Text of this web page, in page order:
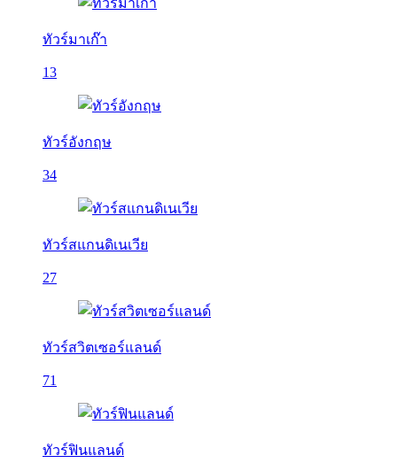
ทัวร์มาเก๊า
13
ทัวร์อังกฤษ
34
ทัวร์สแกนดิเนเวีย
27
ทัวร์สวิตเซอร์แลนด์
71
ทัวร์ฟินแลนด์